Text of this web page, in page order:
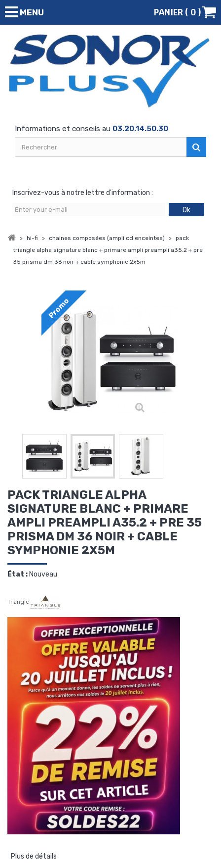
MENU PANIER ( 0 )
Informations et conseils au 03.20.14.50.30
Inscrivez-vous à notre lettre d'information :
Ok
> hi-fi > chaines composées (ampli cd enceintes) > pack
triangle alpha signature blanc + primare ampli preampli a35.2 + pre
35 prisma dm 36 noir + cable symphonie 2x5m
Promo
PACK TRIANGLE ALPHA
SIGNATURE BLANC + PRIMARE
AMPLI PREAMPLI A35.2 + PRE 35
PRISMA DM 36 NOIR + CABLE
SYMPHONIE 2X5M
État :Nouveau
Triangle
Plus de détails